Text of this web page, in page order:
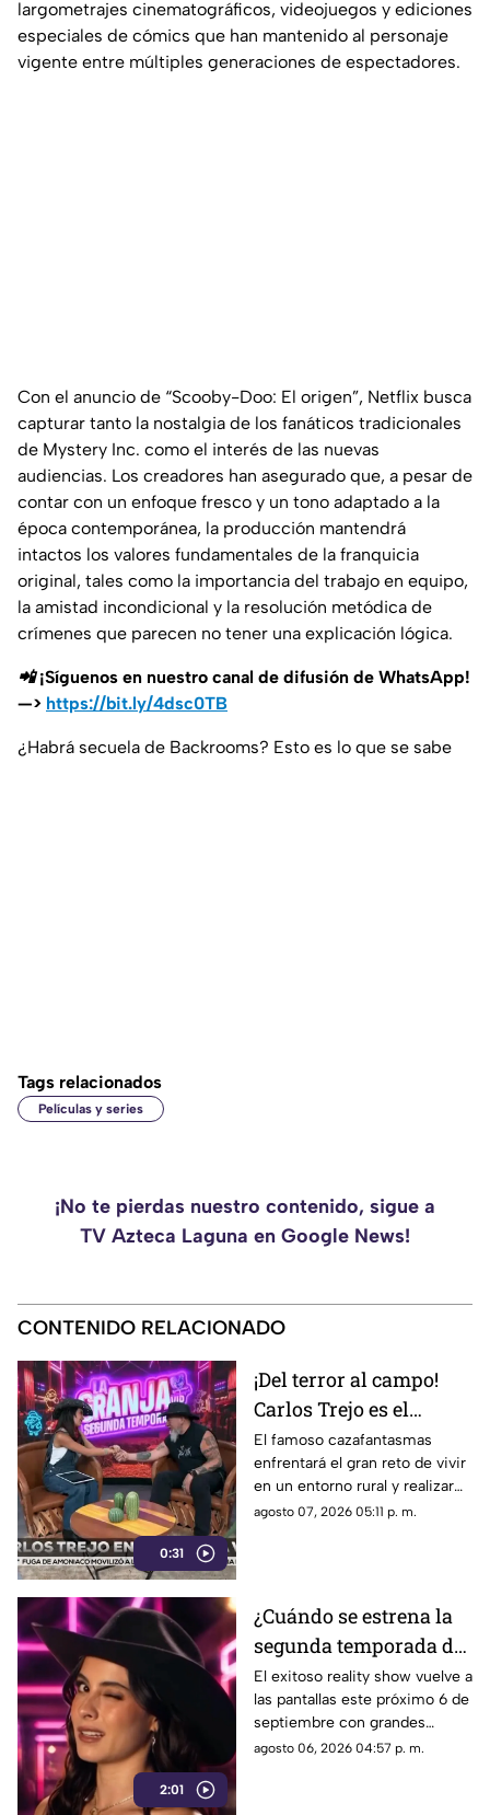
largometrajes cinematográficos, videojuegos y ediciones
especiales de cómics que han mantenido al personaje
vigente entre múltiples generaciones de espectadores.
Con el anuncio de “Scooby-Doo: El origen”, Netflix busca
capturar tanto la nostalgia de los fanáticos tradicionales
de Mystery Inc. como el interés de las nuevas
audiencias. Los creadores han asegurado que, a pesar de
contar con un enfoque fresco y un tono adaptado a la
época contemporánea, la producción mantendrá
intactos los valores fundamentales de la franquicia
original, tales como la importancia del trabajo en equipo,
la amistad incondicional y la resolución metódica de
crímenes que parecen no tener una explicación lógica.
📲 ¡Síguenos en nuestro canal de difusión de WhatsApp!
—> https://bit.ly/4dsc0TB
¿Habrá secuela de Backrooms? Esto es lo que se sabe
Tags relacionados
Películas y series
¡No te pierdas nuestro contenido, sigue a
TV Azteca Laguna en Google News!
CONTENIDO RELACIONADO
0:31
¡Del terror al campo!
Carlos Trejo es el
primer participante
confirmado para La
Granja VIP 2026
El famoso cazafantasmas
enfrentará el gran reto de vivir
en un entorno rural y realizar
pesadas labores de campo
agosto 07, 2026 05:11 p. m.
2:01
¿Cuándo se estrena la
segunda temporada de
La Granja VIP en
Azteca Uno?
El exitoso reality show vuelve a
las pantallas este próximo 6 de
septiembre con grandes
celebridades y condiciones
agosto 06, 2026 04:57 p. m.